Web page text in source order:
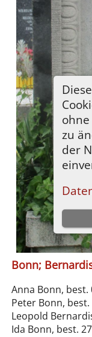
Bonn;
Anna Bonn, best.
Peter Bonn, best.
Leopold
Ida Bonn, best.